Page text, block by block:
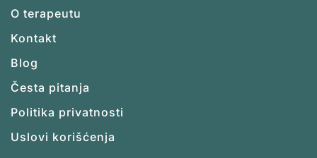
O terapeutu
Kontakt
Blog
Česta pitanja
Politika privatnosti
Uslovi korišćenja